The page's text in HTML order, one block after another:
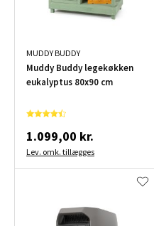
MUDDY BUDDY
Muddy Buddy legekøkken
eukalyptus 80x90 cm
1.099,00 kr.
Lev. omk. tillægges